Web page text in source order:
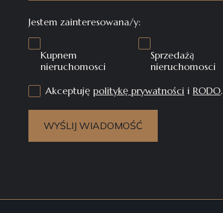
Jestem zainteresowana/y:
Kupnem
nieruchomosci
Sprzedażą
nieruchomosci
Akceptuję politykę prywatności i RODO.